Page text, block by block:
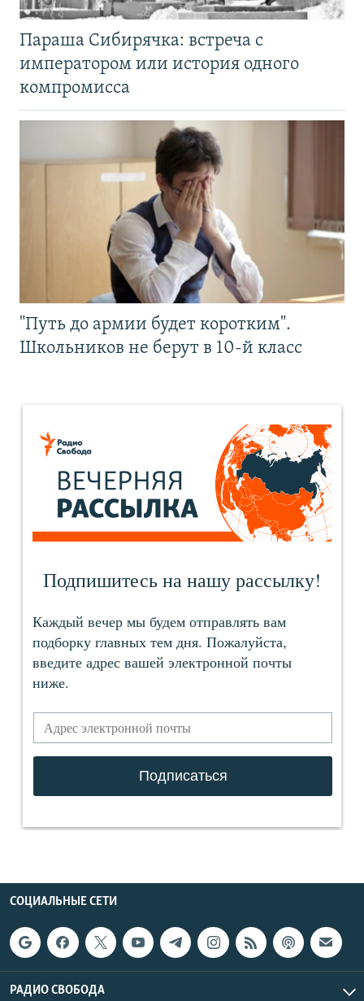
Параша Сибирячка: встреча с
императором или история одного
компромисса
"Путь до армии будет коротким".
Школьников не берут в 10-й класс
СОЦИАЛЬНЫЕ СЕТИ
РАДИО СВОБОДА